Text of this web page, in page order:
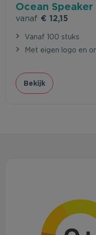
Ocean Speaker
vanaf € 12,15
Vanaf 100 stuks
Met eigen logo en
Bekijk